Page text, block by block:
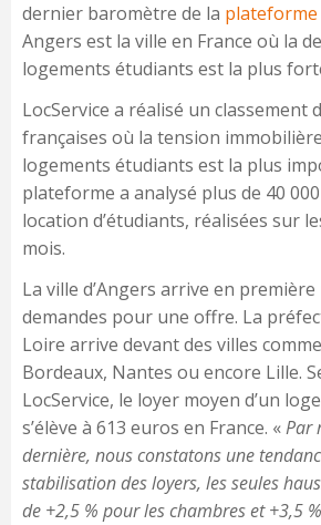
dernier baromètre de la plateforme
Angers est la ville en France où la
logements étudiants est la plus
LocService a réalisé un classement
françaises où la tension
logements étudiants est la plus
plateforme a analysé plus de 40
location d’étudiants, réalisées sur
mois.
La ville d’Angers arrive en
demandes pour une offre. La
Loire arrive devant des villes
Bordeaux, Nantes ou encore Lille.
LocService, le loyer moyen d’un
s’élève à 613 euros en France. «Par
dernière, nous constatons une
stabilisation des loyers, les seules
de +2,5 % pour les chambres et +3,5